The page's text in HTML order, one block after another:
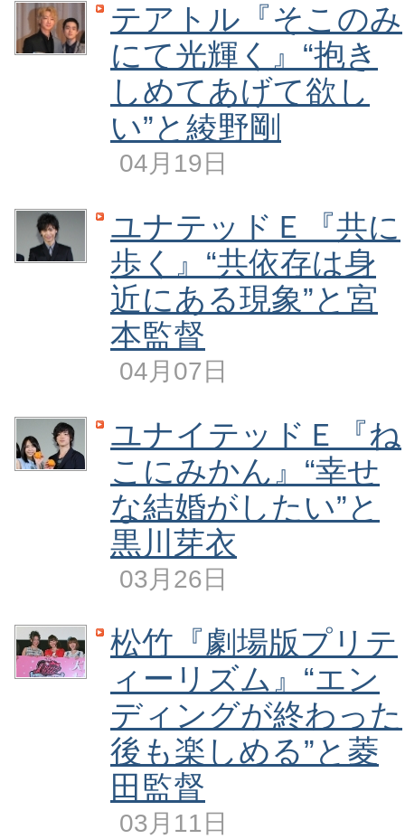
テアトル『そこのみ
にて光輝く』“抱き
しめてあげて欲し
い”と綾野剛
04月19日
ユナテッドＥ『共に
歩く』“共依存は身
近にある現象”と宮
本監督
04月07日
ユナイテッドＥ『ね
こにみかん』“幸せ
な結婚がしたい”と
黒川芽衣
03月26日
松竹『劇場版プリテ
ィーリズム』“エン
ディングが終わった
後も楽しめる”と菱
田監督
03月11日